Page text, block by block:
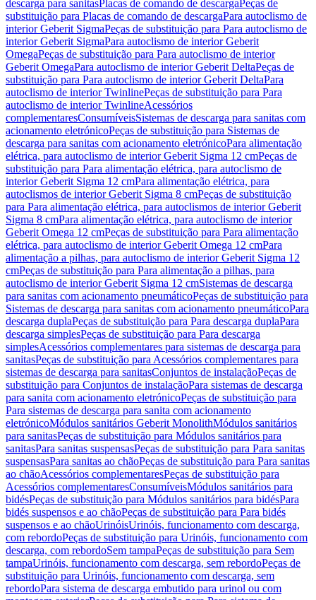
descarga para sanitasPlacas de comando de descargaPeças de
substituição para Placas de comando de descargaPara autoclismo de
interior Geberit SigmaPeças de substituição para Para autoclismo de
interior Geberit SigmaPara autoclismo de interior Geberit
OmegaPeças de substituição para Para autoclismo de interior
Geberit OmegaPara autoclismo de interior Geberit DeltaPeças de
substituição para Para autoclismo de interior Geberit DeltaPara
autoclismo de interior TwinlinePeças de substituição para Para
autoclismo de interior TwinlineAcessórios
complementaresConsumíveisSistemas de descarga para sanitas com
acionamento eletrónicoPeças de substituição para Sistemas de
descarga para sanitas com acionamento eletrónicoPara alimentação
elétrica, para autoclismo de interior Geberit Sigma 12 cmPeças de
substituição para Para alimentação elétrica, para autoclismo de
interior Geberit Sigma 12 cmPara alimentação elétrica, para
autoclismos de interior Geberit Sigma 8 cmPeças de substituição
para Para alimentação elétrica, para autoclismos de interior Geberit
Sigma 8 cmPara alimentação elétrica, para autoclismo de interior
Geberit Omega 12 cmPeças de substituição para Para alimentação
elétrica, para autoclismo de interior Geberit Omega 12 cmPara
alimentação a pilhas, para autoclismo de interior Geberit Sigma 12
cmPeças de substituição para Para alimentação a pilhas, para
autoclismo de interior Geberit Sigma 12 cmSistemas de descarga
para sanitas com acionamento pneumáticoPeças de substituição para
Sistemas de descarga para sanitas com acionamento pneumáticoPara
descarga duplaPeças de substituição para Para descarga duplaPara
descarga simplesPeças de substituição para Para descarga
simplesAcessórios complementares para sistemas de descarga para
sanitasPeças de substituição para Acessórios complementares para
sistemas de descarga para sanitasConjuntos de instalaçãoPeças de
substituição para Conjuntos de instalaçãoPara sistemas de descarga
para sanita com acionamento eletrónicoPeças de substituição para
Para sistemas de descarga para sanita com acionamento
eletrónicoMódulos sanitários Geberit MonolithMódulos sanitários
para sanitasPeças de substituição para Módulos sanitários para
sanitasPara sanitas suspensasPeças de substituição para Para sanitas
suspensasPara sanitas ao chãoPeças de substituição para Para sanitas
ao chãoAcessórios complementaresPeças de substituição para
Acessórios complementaresConsumíveisMódulos sanitários para
bidésPeças de substituição para Módulos sanitários para bidésPara
bidés suspensos e ao chãoPeças de substituição para Para bidés
suspensos e ao chãoUrinóisUrinóis, funcionamento com descarga,
com rebordoPeças de substituição para Urinóis, funcionamento com
descarga, com rebordoSem tampaPeças de substituição para Sem
tampaUrinóis, funcionamento com descarga, sem rebordoPeças de
substituição para Urinóis, funcionamento com descarga, sem
rebordoPara sistema de descarga embutido para urinol ou com